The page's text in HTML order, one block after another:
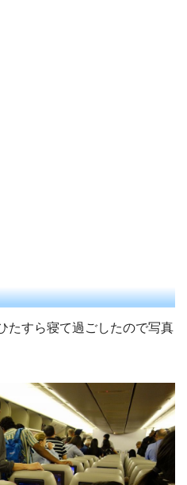
たすら寝て過ごしたので写真